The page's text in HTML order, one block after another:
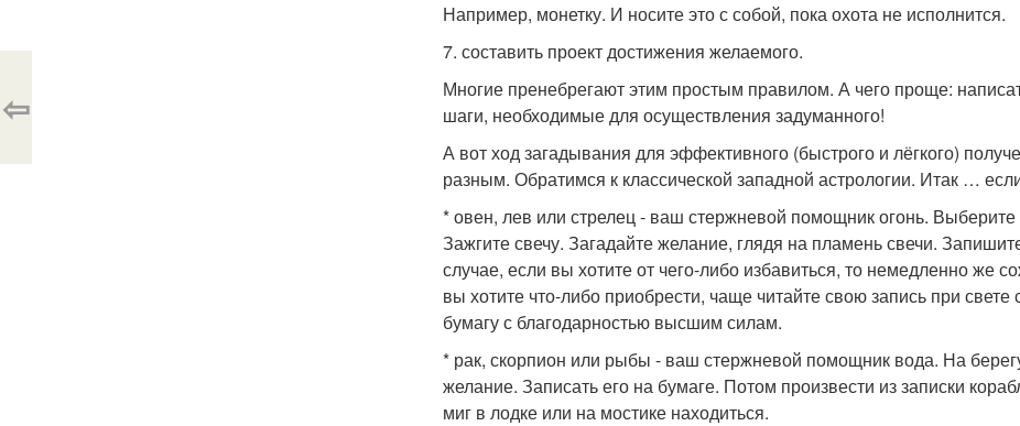
Например, монетку. И носите это с собой, пока охота не исполнится.
7. составить проект достижения желаемого.
Многие пренебрегают этим простым правилом. А чего проще:
шаги, необходимые для осуществления задуманного!
А вот ход загадывания для эффективного (быстрого и лёгкого)
разным. Обратимся к классической западной астрологии. Итак …
* овен, лев или стрелец - ваш стержневой помощник огонь.
Зажгите свечу. Загадайте желание, глядя на пламень свечи.
случае, если вы хотите от чего-либо избавиться, то немедленно же
вы хотите что-либо приобрести, чаще читайте свою запись при свете
бумагу с благодарностью высшим силам.
* рак, скорпион или рыбы - ваш стержневой помощник вода. На
желание. Записать его на бумаге. Потом произвести из записки
миг в лодке или на мостике находиться.
⇦